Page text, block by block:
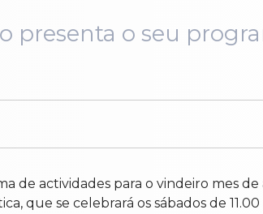
presenta o seu
de actividades para o vindeiro mes
que se celebrará os sábados de